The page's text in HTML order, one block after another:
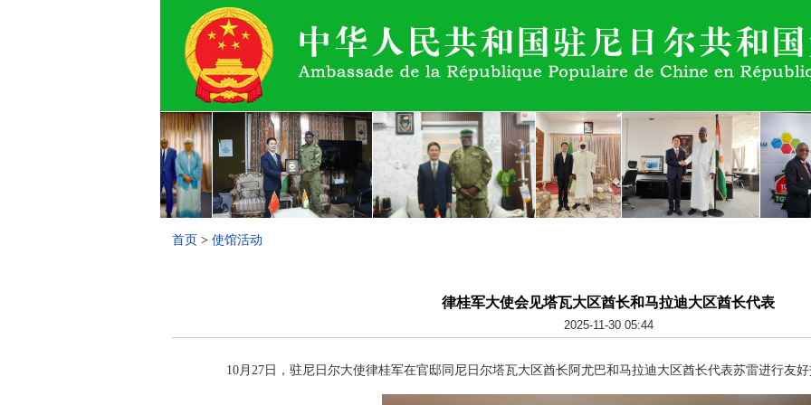
首页 > 使馆活动
律桂军大使会见塔瓦大区酋长和马拉迪大区酋长代表
2025-11-30 05:44
10月27日，驻尼日尔大使律桂军在官邸同尼日尔塔瓦大区酋长阿尤巴和马拉迪大区酋长代表苏雷进行友